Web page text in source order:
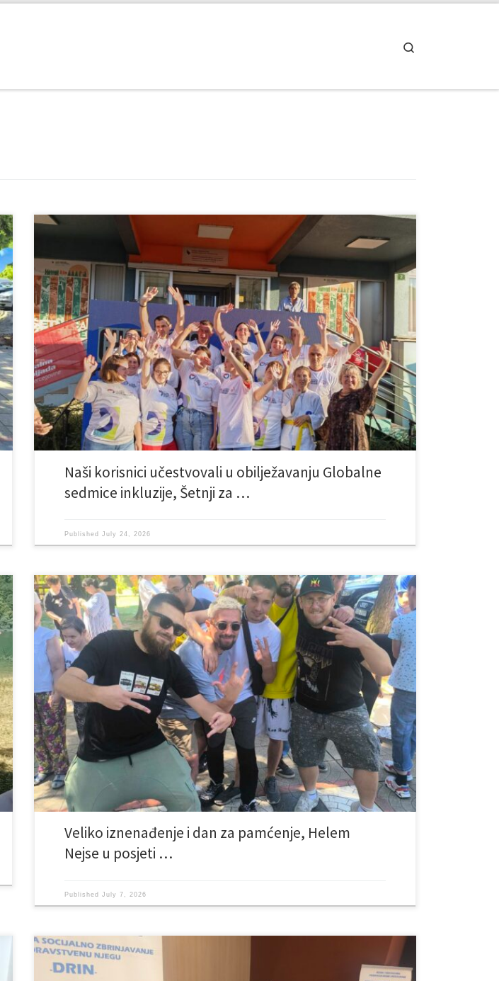
U okviru obilježavanja Globalne sedmice inkluzije (Global Week of Inclusion), naši
korisnici, u pratnji svog trenera Asima Topalovića, učestvovali su u Šetnji za inkluziju, koju
je organizovala Specijalna olimpijada Bosne i Hercegovine. Ova međunarodna
inicijativa, koja se obilježava od 20. do 26. jula, ima za cilj promociju jednakosti,
poštovanja i […]
Naši korisnici učestvovali u obilježavanju Globalne
sedmice inkluzije, Šetnji za …
Published July 24, 2026
Naši korisnici danas su doživjeli jedno od najljepših iznenađenja, posjetu članova grupe
Helem Nejse. Nekolicina njih je znala za dolazak njihove omiljene grupe, ali su ipak bili
u nevjerici. I, evo ih, stigli su.Trenuci ispunjeni iskrenom radošću, zagrljajima, pjesmom i
plesom pokazali su koliko ovakvi susreti znače svima. Sreća koja […]
Veliko iznenađenje i dan za pamćenje, Helem
Nejse u posjeti …
Published July 7, 2026